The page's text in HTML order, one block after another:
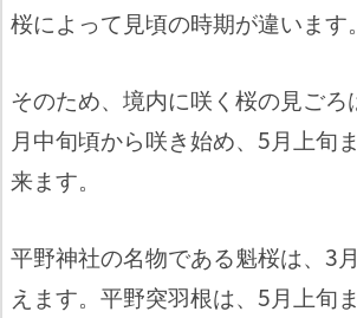
桜によって見頃の時期が違います。
そのため、境内に咲く桜の見ご
月中旬頃から咲き始め、5月上旬
来ます。
平野神社の名物である魁桜は、3
えます。平野突羽根は、5月上旬